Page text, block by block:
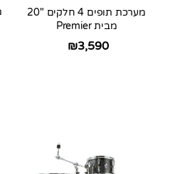
מערכת תופים 4 חלקים 20″
מבית Premier
₪3,590